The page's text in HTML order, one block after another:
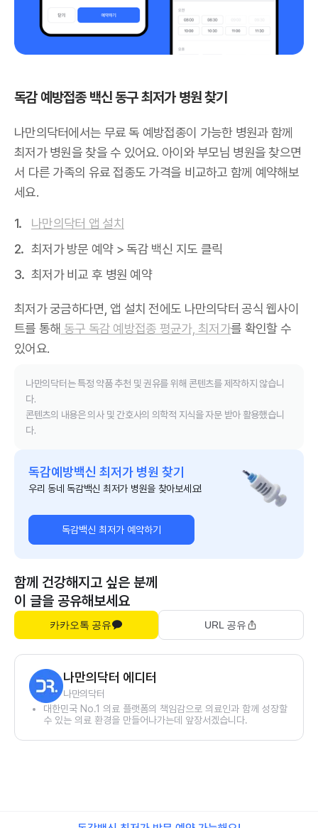
독감 예방접종 백신 동구 최저가 병원 찾기
나만의닥터에서는 무료 독 예방접종이 가능한 병원과 함께
최저가 병원을 찾을 수 있어요. 아이와 부모님 병원을 찾으면
서 다른 가족의 유료 접종도 가격을 비교하고 함께 예약해보
세요.
나만의닥터 앱 설치
최저가 방문 예약 > 독감 백신 지도 클릭
최저가 비교 후 병원 예약
최저가 궁금하다면, 앱 설치 전에도 나만의닥터 공식 웹사이
트를 통해 동구 독감 예방접종 평균가, 최저가를 확인할 수
있어요.
나만의닥터는 특정 약품 추천 및 권유를 위해 콘텐츠를 제작하지 않습니
다.
콘텐츠의 내용은 의사 및 간호사의 의학적 지식을 자문 받아 활용했습니
다.
독감예방백신 최저가 병원 찾기
우리 동네 독감백신 최저가 병원을 찾아보세요!
독감백신 최저가 예약하기
함께 건강해지고 싶은 분께
이 글을 공유해보세요
카카오톡 공유 URL 공유
나만의닥터 에디터
나만의닥터
대한민국 No.1 의료 플랫폼의 책임감으로 의료인과 함께 성장할
수 있는 의료 환경을 만들어나가는데 앞장서겠습니다.